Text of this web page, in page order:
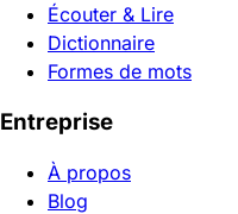
Écouter & Lire
Dictionnaire
Formes de mots
Entreprise
À propos
Blog